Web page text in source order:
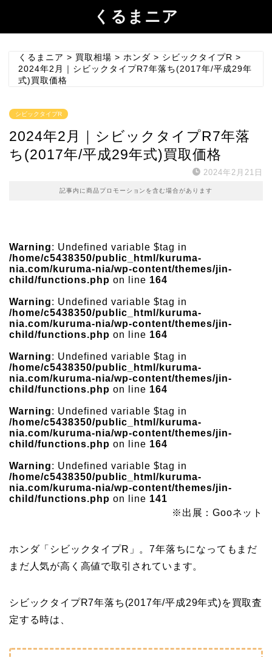
くるまニア
くるまニア > 買取相場 > ホンダ > シビックタイプR >
2024年2月｜シビックタイプR7年落ち(2017年/平成29年
式)買取価格
シビックタイプR
2024年2月｜シビックタイプR7年落
ち(2017年/平成29年式)買取価格
2024年2月21日
記事内に商品プロモーションを含む場合があります
Warning: Undefined variable $tag in
/home/c5438350/public_html/kuruma-
nia.com/kuruma-nia/wp-content/themes/jin-
child/functions.php on line 164
Warning: Undefined variable $tag in
/home/c5438350/public_html/kuruma-
nia.com/kuruma-nia/wp-content/themes/jin-
child/functions.php on line 164
Warning: Undefined variable $tag in
/home/c5438350/public_html/kuruma-
nia.com/kuruma-nia/wp-content/themes/jin-
child/functions.php on line 164
Warning: Undefined variable $tag in
/home/c5438350/public_html/kuruma-
nia.com/kuruma-nia/wp-content/themes/jin-
child/functions.php on line 164
Warning: Undefined variable $tag in
/home/c5438350/public_html/kuruma-
nia.com/kuruma-nia/wp-content/themes/jin-
child/functions.php on line 141
※出展：Gooネット
ホンダ「シビックタイプR」。7年落ちになってもまだ
まだ人気が高く高値で取引されています。
シビックタイプR7年落ち(2017年/平成29年式)を買取査
定する時は、